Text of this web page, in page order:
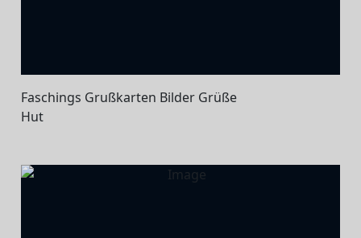
Faschings Grußkarten Bilder Grüße
Hut